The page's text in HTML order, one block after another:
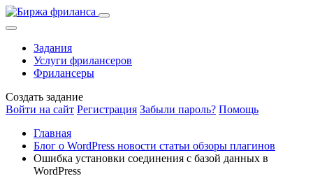
Задания
Услуги фрилансеров
Фрилансеры
Создать задание
Войти на сайт Регистрация Забыли пароль? Помощь
Главная
Блог о WordPress новости статьи обзоры плагинов
Ошибка установки соединения с базой данных в
WordPress